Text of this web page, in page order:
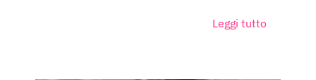
Leggi tutto